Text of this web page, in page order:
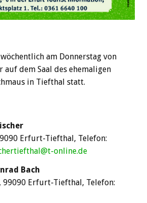
am Donnerstag von
auf dem Saal des ehemaligen
in Tiefthal statt.
Erfurt-Tiefthal, Telefon:
online.de
Bach
99090 Erfurt-Tiefthal, Telefon: